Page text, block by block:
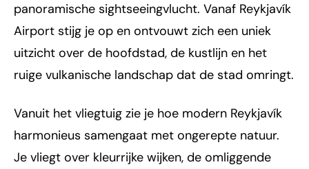
panoramische sightseeingvlucht. Vanaf Reykjavík
Airport stijg je op en ontvouwt zich een uniek
uitzicht over de hoofdstad, de kustlijn en het
ruige vulkanische landschap dat de stad omringt.
Vanuit het vliegtuig zie je hoe modern Reykjavík
harmonieus samengaat met ongerepte natuur.
Je vliegt over kleurrijke wijken, de omliggende